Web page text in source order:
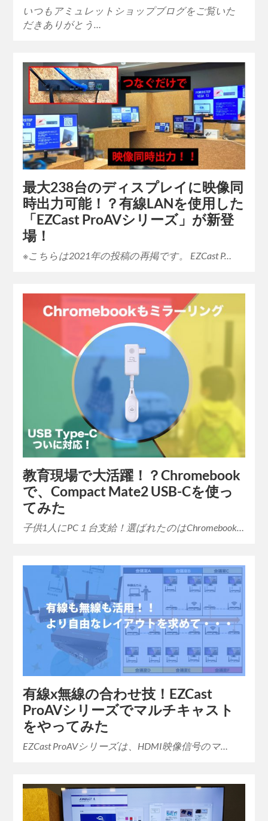
いつもアミュレットショップブログをご覧いた
だきありがとう…
最大238台のディスプレイに映像同
時出力可能！？有線LANを使用した
「EZCast ProAVシリーズ」が新登
場！
※こちらは2021年の投稿の再掲です。 EZCast P…
教育現場で大活躍！？Chromebook
で、Compact Mate2 USB-Cを使っ
てみた
子供1人にPC１台支給！選ばれたのはChromebook…
有線x無線の合わせ技！EZCast
ProAVシリーズでマルチキャスト
をやってみた
EZCast ProAVシリーズは、HDMI映像信号のマ…